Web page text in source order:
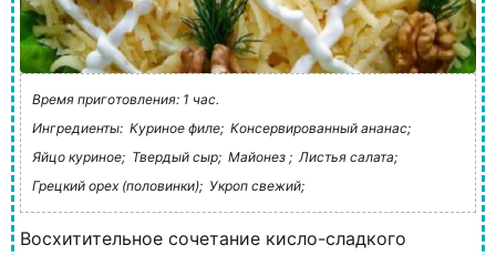
Время приготовления: 1 час.
Ингредиенты: Куриное филе; Консервированный ананас;
Яйцо куриное; Твердый сыр; Майонез ; Листья салата;
Грецкий орех (половинки); Укроп свежий;
Восхитительное сочетание кисло-сладкого